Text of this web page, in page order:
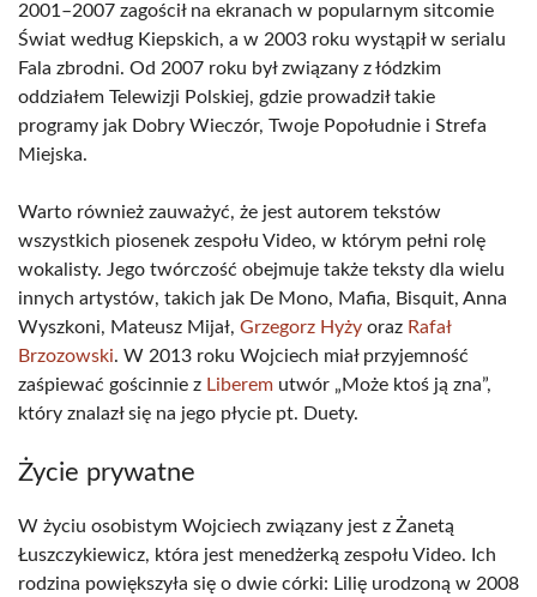
2001–2007 zagościł na ekranach w popularnym sitcomie
Świat według Kiepskich, a w 2003 roku wystąpił w serialu
Fala zbrodni. Od 2007 roku był związany z łódzkim
oddziałem Telewizji Polskiej, gdzie prowadził takie
programy jak Dobry Wieczór, Twoje Popołudnie i Strefa
Miejska.
Warto również zauważyć, że jest autorem tekstów
wszystkich piosenek zespołu Video, w którym pełni rolę
wokalisty. Jego twórczość obejmuje także teksty dla wielu
innych artystów, takich jak De Mono, Mafia, Bisquit, Anna
Wyszkoni, Mateusz Mijał, Grzegorz Hyży oraz Rafał
Brzozowski. W 2013 roku Wojciech miał przyjemność
zaśpiewać gościnnie z Liberem utwór „Może ktoś ją zna”,
który znalazł się na jego płycie pt. Duety.
Życie prywatne
W życiu osobistym Wojciech związany jest z Żanetą
Łuszczykiewicz, która jest menedżerką zespołu Video. Ich
rodzina powiększyła się o dwie córki: Lilię urodzoną w 2008